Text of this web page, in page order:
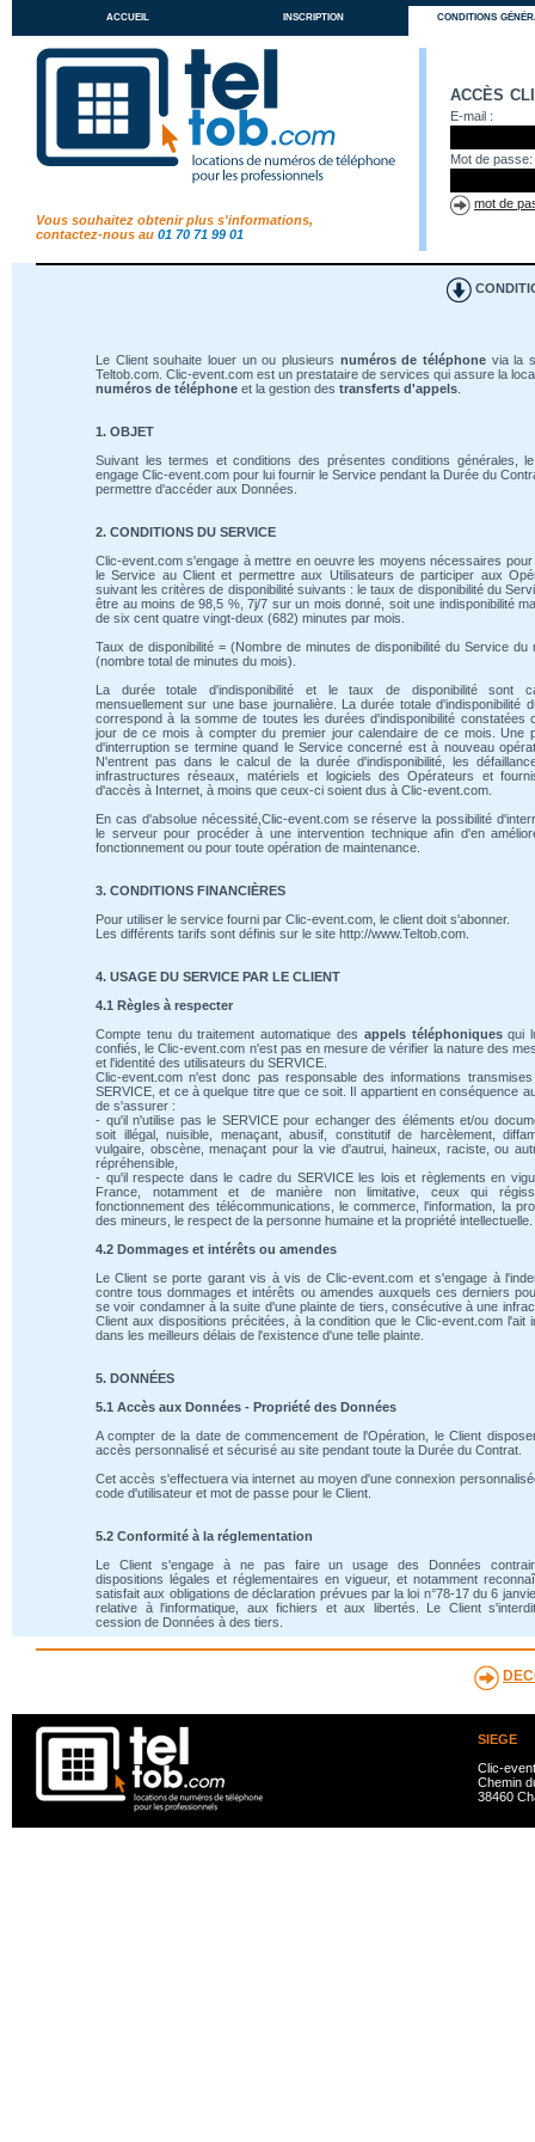
accueil inscription conditions
Vous souhaitez obtenir plus s'informations,
contactez-nous au 01 70 71 99 01
accès
E-mail :
Mot de passe:
mot de
Le Client souhaite louer un ou plusieurs numéros de téléphone via la
Teltob.com. Clic-event.com est un prestataire de services qui assure la
numéros de téléphone et la gestion des transferts d'appels
1. OBJET
Suivant les termes et conditions des présentes conditions générales,
engage Clic-event.com pour lui fournir le Service pendant la Durée du
permettre d'accéder aux Données.
2. CONDITIONS DU SERVICE
Clic-event.com s'engage à mettre en oeuvre les moyens nécessaires pour
le Service au Client et permettre aux Utilisateurs de participer aux
suivant les critères de disponibilité suivants : le taux de disponibilité du
être au moins de 98,5 %, 7j/7 sur un mois donné, soit une indisponibilité
de six cent quatre vingt-deux (682) minutes par mois.
Taux de disponibilité = (Nombre de minutes de disponibilité du Service du
(nombre total de minutes du mois).
La durée totale d'indisponibilité et le taux de disponibilité sont
mensuellement sur une base journalière. La durée totale d'indisponibilité
correspond à la somme de toutes les durées d'indisponibilité constatées
jour de ce mois à compter du premier jour calendaire de ce mois. Une
d'interruption se termine quand le Service concerné est à nouveau
N'entrent pas dans le calcul de la durée d'indisponibilité, les
infrastructures réseaux, matériels et logiciels des Opérateurs et
d'accès à Internet, à moins que ceux-ci soient dus à Clic-event.com.
En cas d'absolue nécessité,Clic-event.com se réserve la possibilité
le serveur pour procéder à une intervention technique afin d'en
fonctionnement ou pour toute opération de maintenance.
3. CONDITIONS FINANCIÈRES
Pour utiliser le service fourni par Clic-event.com, le client doit s'abonner.
Les différents tarifs sont définis sur le site http://www.Teltob.com.
4. USAGE DU SERVICE PAR LE CLIENT
4.1 Règles à respecter
Compte tenu du traitement automatique des appels téléphoniquesqui
confiés, le Clic-event.com n'est pas en mesure de vérifier la nature des
et l'identité des utilisateurs du SERVICE.
Clic-event.com n'est donc pas responsable des informations
SERVICE, et ce à quelque titre que ce soit. Il appartient en conséquence
de s'assurer :
- qu'il n'utilise pas le SERVICE pour echanger des éléments et/ou
soit illégal, nuisible, menaçant, abusif, constitutif de harcèlement,
vulgaire, obscène, menaçant pour la vie d'autrui, haineux, raciste, ou
répréhensible,
- qu'il respecte dans le cadre du SERVICE les lois et règlements en
France, notamment et de manière non limitative, ceux qui
fonctionnement des télécommunications, le commerce, l'information, la
des mineurs, le respect de la personne humaine et la propriété intellectuelle.
4.2 Dommages et intérêts ou amendes
Le Client se porte garant vis à vis de Clic-event.com et s'engage à
contre tous dommages et intérêts ou amendes auxquels ces derniers
se voir condamner à la suite d'une plainte de tiers, consécutive à une
Client aux dispositions précitées, à la condition que le Clic-event.com l'ait
dans les meilleurs délais de l'existence d'une telle plainte.
5. DONNÉES
5.1 Accès aux Données - Propriété des Données
A compter de la date de commencement de l'Opération, le Client
accès personnalisé et sécurisé au site pendant toute la Durée du Contrat.
Cet accès s'effectuera via internet au moyen d'une connexion
code d'utilisateur et mot de passe pour le Client.
5.2 Conformité à la réglementation
Le Client s'engage à ne pas faire un usage des Données
dispositions légales et réglementaires en vigueur, et notamment
satisfait aux obligations de déclaration prévues par la loi n°78-17 du 6
relative à l'informatique, aux fichiers et aux libertés. Le Client
cession de Données à des tiers.
SIEGE
Clic-
Chemin
38460